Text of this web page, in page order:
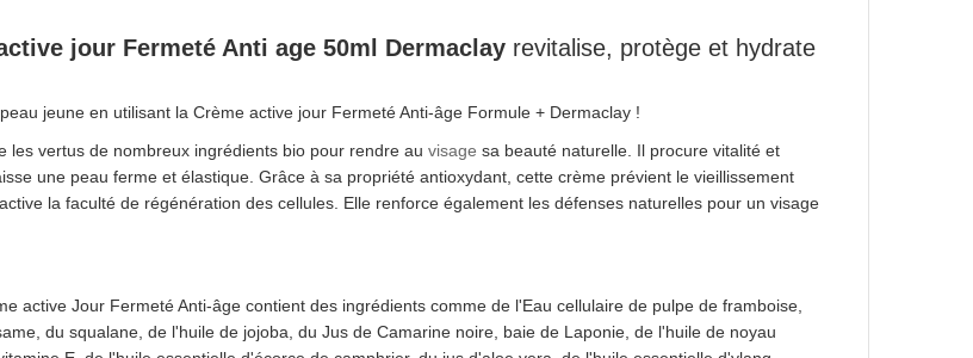
jour Fermeté Anti age 50ml Dermaclay revitalise, protège et hydrate
jeune en utilisant la Crème active jour Fermeté Anti-âge Formule + Dermaclay !
les vertus de nombreux ingrédients bio pour rendre au visage sa beauté naturelle. Il procure vitalité et
une peau ferme et élastique. Grâce à sa propriété antioxydant, cette crème prévient le vieillissement
la faculté de régénération des cellules. Elle renforce également les défenses naturelles pour un visage
active Jour Fermeté Anti-âge contient des ingrédients comme de l'Eau cellulaire de pulpe de framboise,
du squalane, de l'huile de jojoba, du Jus de Camarine noire, baie de Laponie, de l'huile de noyau